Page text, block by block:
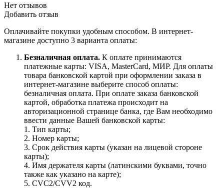
Нет отзывов
Добавить отзыв
Оплачивайте покупки удобным способом. В интернет-
магазине доступно 3 варианта оплаты:
Безналичная оплата. К оплате принимаются
платежные карты: VISA, MasterCard, МИР. Для оплаты
товара банковской картой при оформлении заказа в
интернет-магазине выберите способ оплаты:
безналичная оплата. При оплате заказа банковской
картой, обработка платежа происходит на
авторизационной странице банка, где Вам необходимо
ввести данные Вашей банковской карты:
1. Тип карты;
2. Номер карты;
3. Срок действия карты (указан на лицевой стороне
карты);
4. Имя держателя карты (латинскими буквами, точно
также как указано на карте);
5. CVC2/CVV2 код.